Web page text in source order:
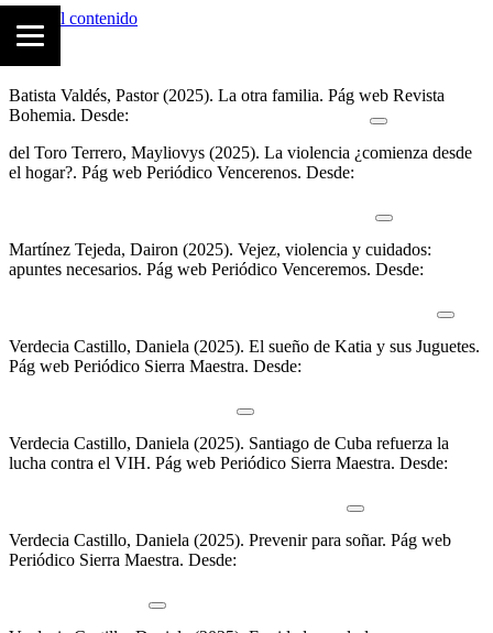
Saltar al contenido
Batista Valdés, Pastor (2025). La otra familia. Pág web Revista
Bohemia. Desde:
del Toro Terrero, Mayliovys (2025). La violencia ¿comienza desde
el hogar?. Pág web Periódico Vencerenos. Desde:
Martínez Tejeda, Dairon (2025). Vejez, violencia y cuidados:
apuntes necesarios. Pág web Periódico Venceremos. Desde:
Verdecia Castillo, Daniela (2025). El sueño de Katia y sus Juguetes.
Pág web Periódico Sierra Maestra. Desde:
Verdecia Castillo, Daniela (2025). Santiago de Cuba refuerza la
lucha contra el VIH. Pág web Periódico Sierra Maestra. Desde:
Verdecia Castillo, Daniela (2025). Prevenir para soñar. Pág web
Periódico Sierra Maestra. Desde: